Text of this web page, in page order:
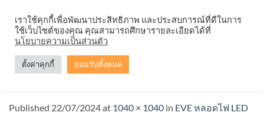
content
Published 22/07/2024at 1040 × 1040 in EVE หลอดไฟ LED
เราใช้คุกกี้เพื่อพัฒนาประสิทธิภาพ และประสบการณ์ที่ดีในการ
ใช้เว็บไซต์ของคุณ คุณสามารถศึกษารายละเอียดได้ที่
นโยบายความเป็นส่วนตัว
ตั้งค่าคุกกี้ ยอมรับทั้งหมด